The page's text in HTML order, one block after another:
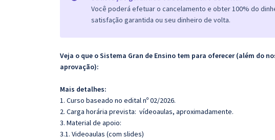
Você poderá efetuar o cancelamento e obter 100% do
satisfação garantida ou seu dinheiro de volta.
Veja o que o Sistema Gran de Ensino tem para oferecer (além do
aprovação):
Mais detalhes:
1. Curso baseado no edital nº 02/2026.
2. Carga horária prevista: vídeoaulas, aproximadamente.
3. Material de apoio:
3.1. Videoaulas (com slides)